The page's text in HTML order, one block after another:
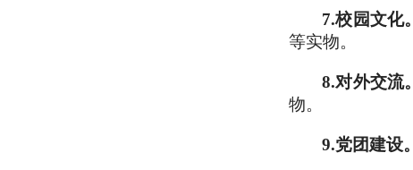
7.校园文化。
等实物。
8.对外交流。
物。
9.党团建设。